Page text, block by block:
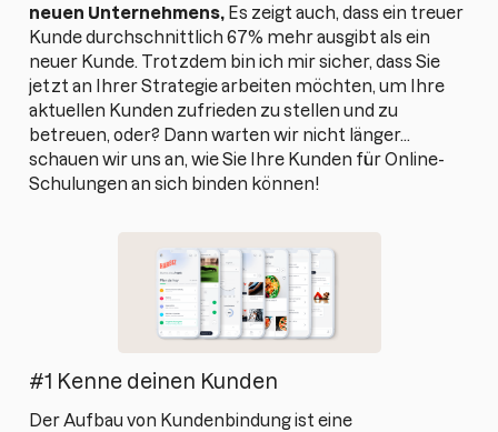
neuen Unternehmens, Es zeigt auch, dass ein treuer
Kunde durchschnittlich 67% mehr ausgibt als ein
neuer Kunde. Trotzdem bin ich mir sicher, dass Sie
jetzt an Ihrer Strategie arbeiten möchten, um Ihre
aktuellen Kunden zufrieden zu stellen und zu
betreuen, oder? Dann warten wir nicht länger...
schauen wir uns an, wie Sie Ihre Kunden für Online-
Schulungen an sich binden können!
#1 Kenne deinen Kunden
Der Aufbau von Kundenbindung ist eine